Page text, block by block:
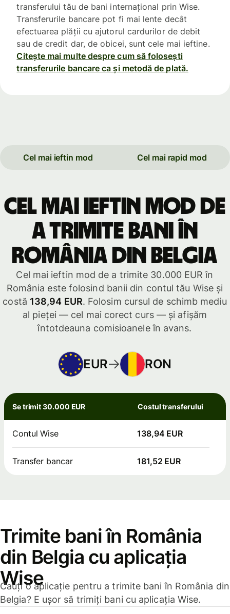
transferului tău de bani internațional prin Wise.
Transferurile bancare pot fi mai lente decât
efectuarea plății cu ajutorul cardurilor de debit
sau de credit dar, de obicei, sunt cele mai ieftine.
Citește mai multe despre cum să folosești
transferurile bancare ca și metodă de plată.
Cel mai ieftin mod Cel mai rapid mod
Cel mai ieftin mod de
a trimite bani în
România din Belgia
Cel mai ieftin mod de a trimite 30.000 EUR în
România este folosind banii din contul tău Wise și
costă 138,94 EUR. Folosim cursul de schimb mediu
al pieței — cel mai corect curs — și afișăm
întotdeauna comisioanele în avans.
EUR RON
Se trimit 30.000 EUR Costul transferului
Contul Wise 138,94 EUR
Transfer bancar 181,52 EUR
Trimite bani în România
din Belgia cu aplicația
Wise
Cauți o aplicație pentru a trimite bani în România din
Belgia? E ușor să trimiți bani cu aplicația Wise.